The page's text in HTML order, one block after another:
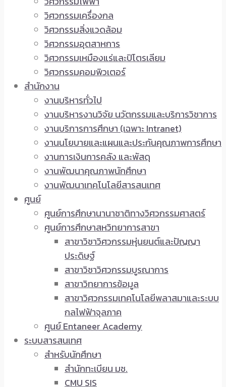
วิศวกรรมเครื่องกล
วิศวกรรมสิ่งแวดล้อม
วิศวกรรมอุตสาหการ
วิศวกรรมเหมืองแร่และปิโตรเลียม
วิศวกรรมคอมพิวเตอร์
สำนักงาน
งานบริหารทั่วไป
งานบริหารงานวิจัย นวัตกรรมและบริการวิชาการ
งานบริการการศึกษา (เฉพาะ Intranet)
งานนโยบายและแผนและประกันคุณภาพการศึกษา
งานการเงินการคลัง และพัสดุ
งานพัฒนาคุณภาพนักศึกษา
งานพัฒนาเทคโนโลยีสารสนเทศ
ศูนย์
ศูนย์การศึกษานานาชาติทางวิศวกรรมศาสตร์
ศูนย์การศึกษาสหวิทยาการสาขา
สาขาวิชาวิศวกรรมหุ่นยนต์และปัญญา
ประดิษฐ์
สาขาวิชาวิศวกรรมบูรณาการ
สาขาวิทยาการข้อมูล
สาขาวิศวกรรมเทคโนโลยีพลาสมาและระบบ
กลไฟฟ้าจุลภาค
ศูนย์ Entaneer Academy
ระบบสารสนเทศ
สำหรับนักศึกษา
สำนักทะเบียน มช.
CMU SIS